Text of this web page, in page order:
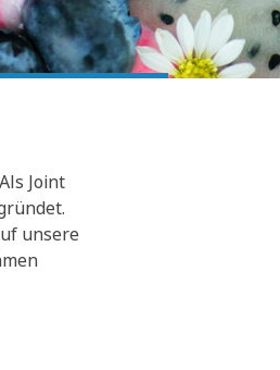
Joint
unsere